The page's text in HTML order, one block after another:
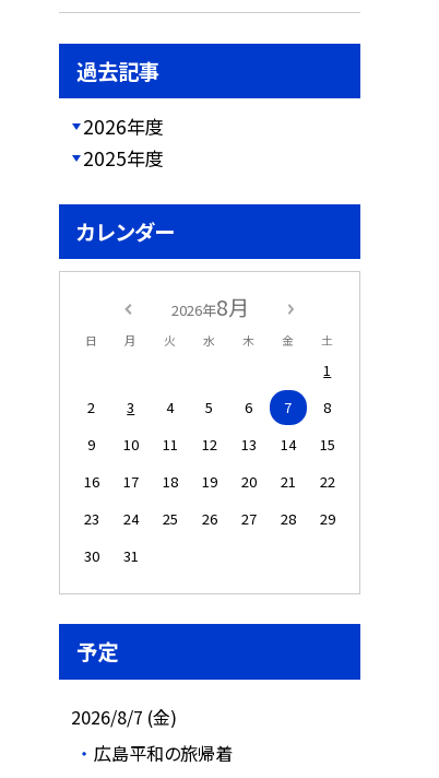
過去記事
2026年度
2025年度
カレンダー
2026年8月
日 月 火 水 木 金 土
1
2
3 4 5 6 7
8
9
10 11 12 13 14
15
16
17 18 19 20 21
22
23
24 25 26 27 28
29
30
31
予定
2026/8/7 (金)
広島平和の旅帰着